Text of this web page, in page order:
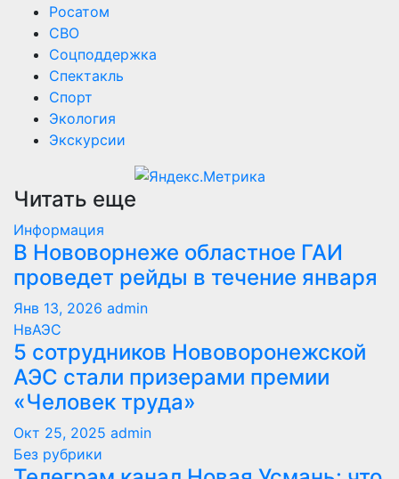
Росатом
СВО
Соцподдержка
Спектакль
Спорт
Экология
Экскурсии
Читать еще
Информация
В Нововорнеже областное ГАИ
проведет рейды в течение января
Янв 13, 2026 admin
НвАЭС
5 сотрудников Нововоронежской
АЭС стали призерами премии
«Человек труда»
Окт 25, 2025 admin
Без рубрики